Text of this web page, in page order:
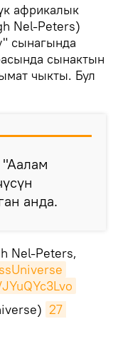
африкалык
Nel-Peters)
сынагында
сынактын
чыкты. Бул
анда.
Nel-Peters,
27